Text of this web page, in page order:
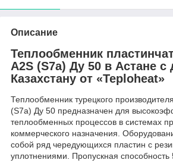
Описание
Теплообменник
А2S (S7a) Ду 50 в Астане с
Казахстану от «Teploheat»
Теплообменник турецкого
(S7a) Ду 50 предназначен для
теплообменных процессов в системах
коммерческого назначения.
собой ряд чередующихся пластин с
уплотнениями. Пропускная способность